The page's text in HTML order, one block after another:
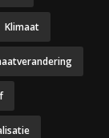
Klimaat